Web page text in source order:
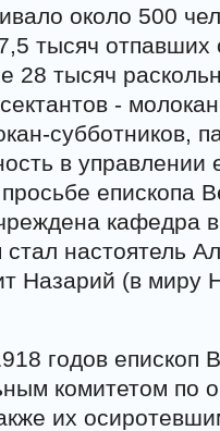
около 500
тысяч отпавших
28 тысяч
-
субботников,
в управлении
епископа
кафедра
настоятель
Назарий (в миру
годов епископ
комитетом по
их